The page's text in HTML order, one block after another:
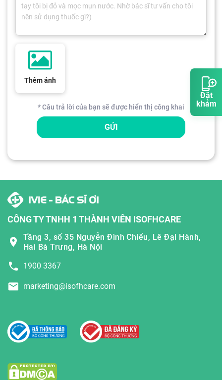
Đặt
khám
Thêm ảnh
* Câu trả lời của bạn sẽ được hiển thị công khai
GỬI
CÔNG TY TNHH 1 THÀNH VIÊN ISOFHCARE
Tầng 3, số 35 Nguyễn Đình Chiểu, Lê Đại Hành,
Hai Bà Trưng, Hà Nội
1900 3367
marketing@isofhcare.com